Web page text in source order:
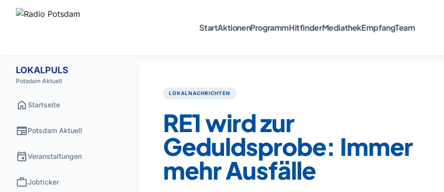
StartAktionenProgrammHitfinderMediathekEmpfangTeam
LOKALPULS
Potsdam Aktuell
home Startseite
newspaperPotsdam Aktuell
eventVeranstaltungen
workJobticker
LOKALNACHRICHTEN
RE1 wird zur
Geduldsprobe: Immer
mehr Ausfälle